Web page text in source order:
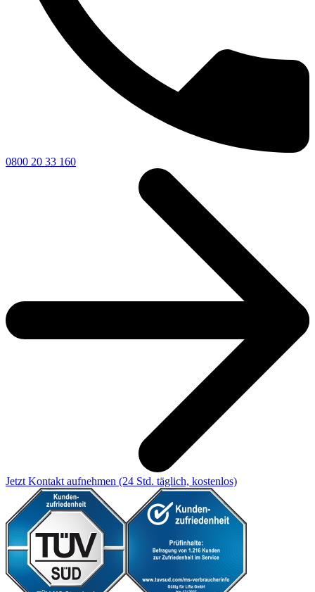
0800 20 33 160
Jetzt Kontakt aufnehmen (24 Std. täglich, kostenlos)